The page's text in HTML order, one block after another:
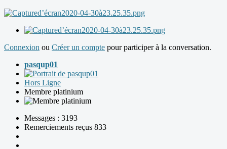
Connexion ou Créer un compte pour participer à la conversation.
pasqup01
Hors Ligne
Membre platinium
Messages : 3193
Remerciements reçus 833